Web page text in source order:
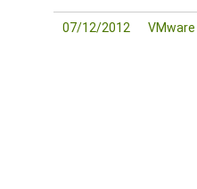
07/12/2012 VMware